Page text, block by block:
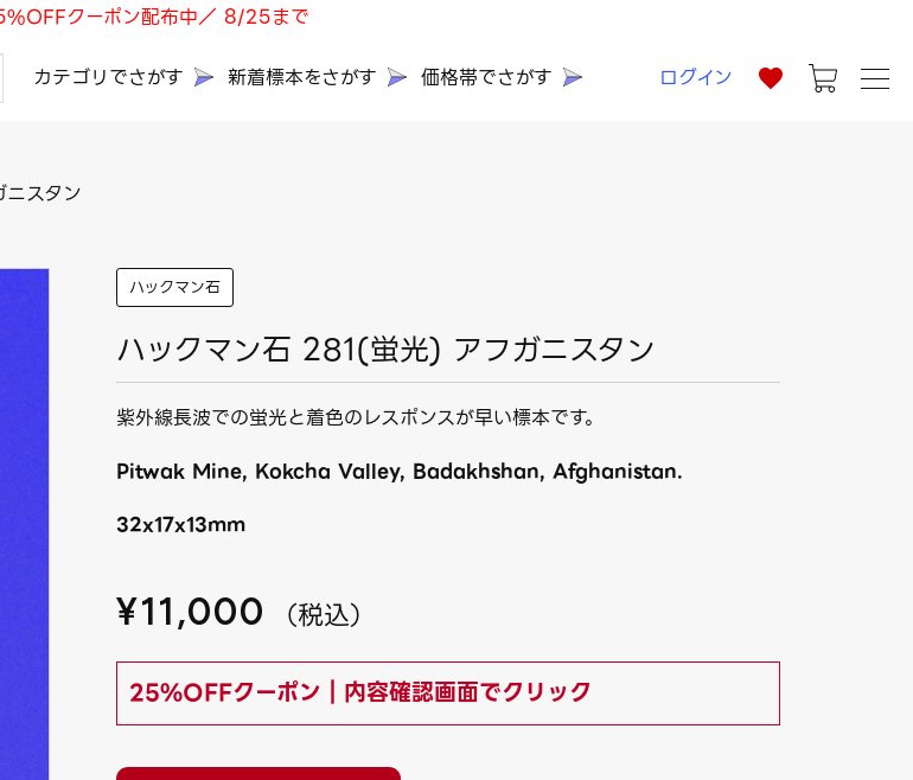
クーポン配布中／ 8/25まで
カテゴリでさがす 新着標本をさがす 価格帯でさがす ログイン
スタン
ハックマン石
ハックマン石 281(蛍光) アフガニスタン
紫外線長波での蛍光と着色のレスポンスが早い標本です。
Pitwak Mine, Kokcha Valley, Badakhshan, Afghanistan.
32x17x13mm
¥11,000 （税込）
25%OFFクーポン｜内容確認画面でクリック